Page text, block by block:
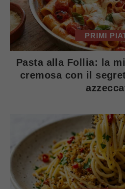
PRIMI
Pasta alla Follia: la
cremosa con il